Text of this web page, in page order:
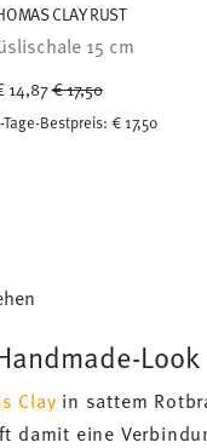
CLAY RUST
15 cm
14,87 Price reduced from
€ 17,50
Tage-Bestpreis:€ 17,50
Look
Clay in sattem
damit eine